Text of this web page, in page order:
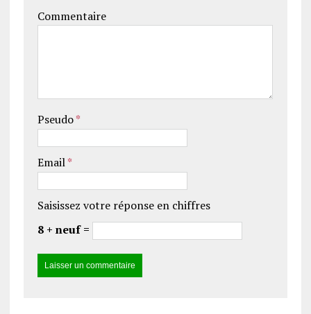
Commentaire
Pseudo*
Email*
Saisissez votre réponse en chiffres
8 + neuf =